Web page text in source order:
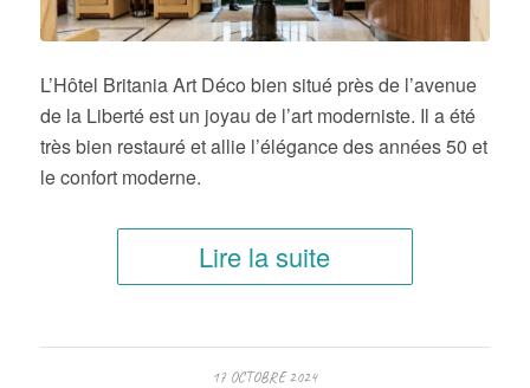
L’Hôtel Britania Art Déco bien situé près de l’avenue
de la Liberté est un joyau de l’art moderniste. Il a été
très bien restauré et allie l’élégance des années 50 et
le confort moderne.
Lire la suite
17 OCTOBRE 2024